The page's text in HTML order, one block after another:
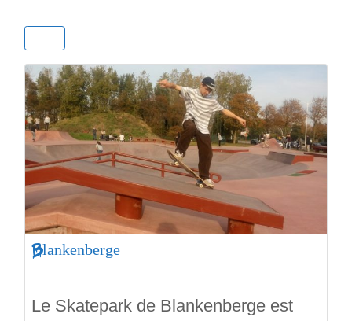
Blankenberge
Le Skatepark de Blankenberge est